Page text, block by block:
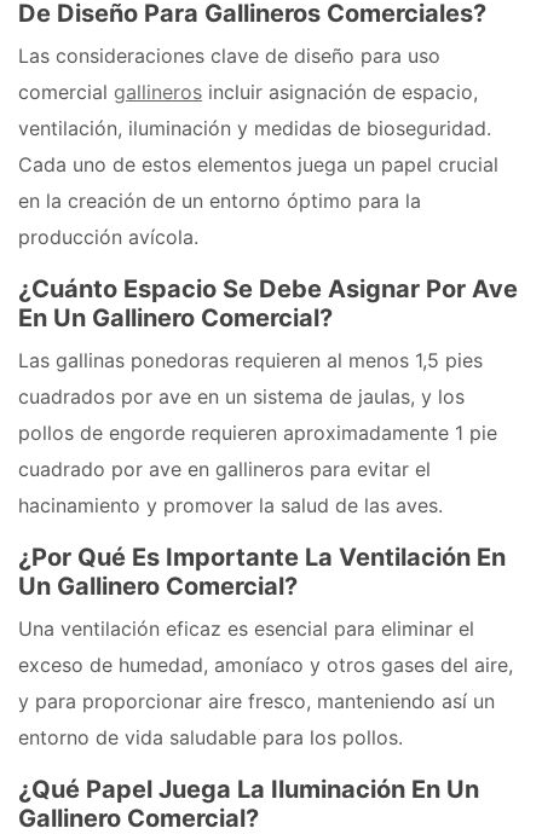
De Diseño Para Gallineros Comerciales?
Las consideraciones clave de diseño para uso
comercial gallineros incluir asignación de espacio,
ventilación, iluminación y medidas de bioseguridad.
Cada uno de estos elementos juega un papel crucial
en la creación de un entorno óptimo para la
producción avícola.
¿Cuánto Espacio Se Debe Asignar Por Ave
En Un Gallinero Comercial?
Las gallinas ponedoras requieren al menos 1,5 pies
cuadrados por ave en un sistema de jaulas, y los
pollos de engorde requieren aproximadamente 1 pie
cuadrado por ave en gallineros para evitar el
hacinamiento y promover la salud de las aves.
¿Por Qué Es Importante La Ventilación En
Un Gallinero Comercial?
Una ventilación eficaz es esencial para eliminar el
exceso de humedad, amoníaco y otros gases del aire,
y para proporcionar aire fresco, manteniendo así un
entorno de vida saludable para los pollos.
¿Qué Papel Juega La Iluminación En Un
Gallinero Comercial?